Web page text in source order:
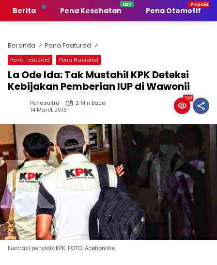
Berita Pena Kesehatan Pena Otomotif
Beranda Pena Featured
Pena Featured Pena Nasional
La Ode Ida: Tak Mustahil KPK Deteksi
Kebijakan Pemberian IUP di Wawonii
Penasultra
2 Min Baca
14 Maret 2019
198
Ilustrasi penyidik KPK. FOTO: Acehonline